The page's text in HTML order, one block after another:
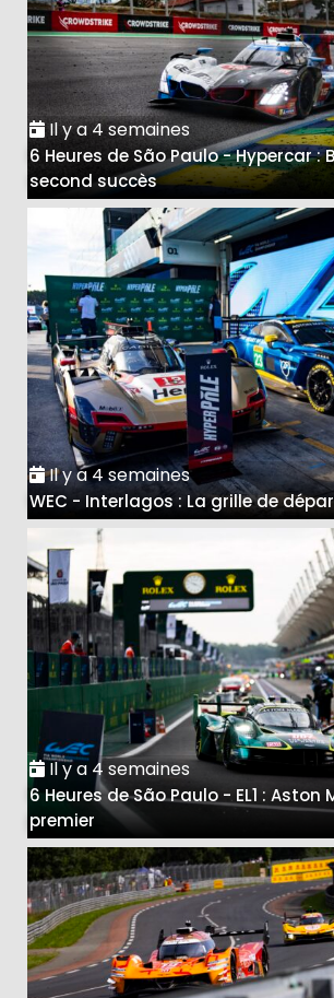
Il y a 4 semaines
6 Heures de São Paulo - Hypercar :
second succès
Il y a 4 semaines
WEC - Interlagos : La grille de
Il y a 4 semaines
6 Heures de São Paulo - EL1 :
premier